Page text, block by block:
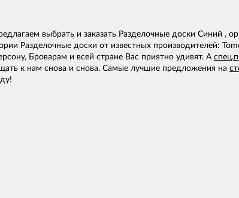
выбрать и заказать Разделочные доски Синий ,
Разделочные доски от известных производителей:
Броварам и всей стране Вас приятно удивят. А
к нам снова и снова. Самые лучшие предложения на